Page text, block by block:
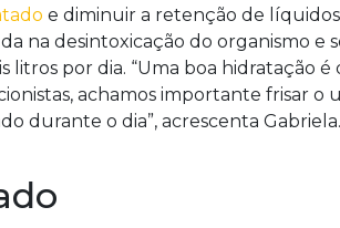
e diminuir a retenção de
na desintoxicação do organismo e
por dia. “Uma boa hidratação é
achamos importante frisar o
durante o dia”, acrescenta Gabriela.